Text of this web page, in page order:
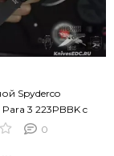
Spyderco
3 223PBBK c
CTS-BD1,
0